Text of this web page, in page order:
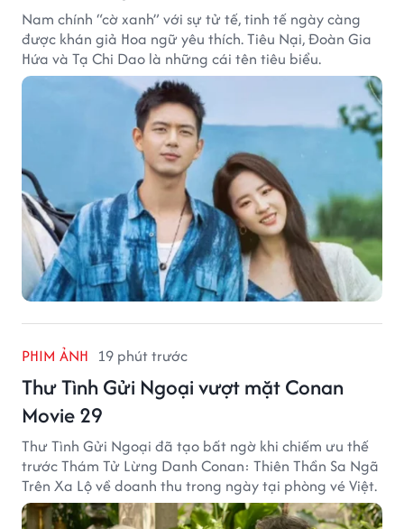
Nam chính “cờ xanh” với sự tử tế, tinh tế ngày càng
được khán giả Hoa ngữ yêu thích. Tiêu Nại, Đoàn Gia
Hứa và Tạ Chi Dao là những cái tên tiêu biểu.
PHIM ẢNH 19 phút trước
Thư Tình Gửi Ngoại vượt mặt Conan
Movie 29
Thư Tình Gửi Ngoại đã tạo bất ngờ khi chiếm ưu thế
trước Thám Tử Lừng Danh Conan: Thiên Thần Sa Ngã
Trên Xa Lộ về doanh thu trong ngày tại phòng vé Việt.